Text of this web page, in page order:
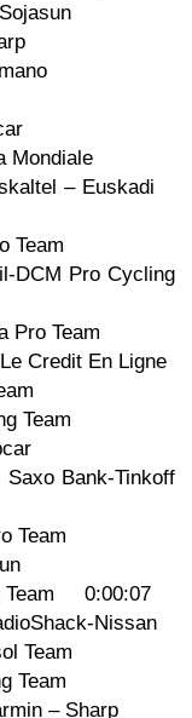
Mondiale
– Euskadi
Team
Pro Cycling
Pro Team
Credit En Ligne
Team
Bank-Tinkoff
Team
Team 0:00:07
Nissan
Team
Team
– Sharp